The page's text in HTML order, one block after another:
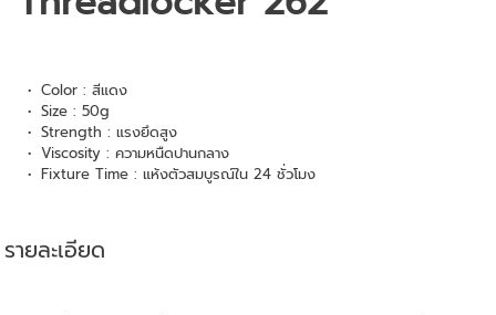
Color : สีแดง
Size : 50g
Strength : แรงยึดสูง
Viscosity : ความหนืดปานกลาง
Fixture Time : แห้งตัวสมบูรณ์ใน 24 ชั่วโมง
รายละเอียด